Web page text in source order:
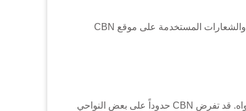
(9) CBN، وشعار CBN هي علامات تجارية مسجّلة و\أو علامات خدمة لـ CBN. جميع العلامات التجارية الأخرى، وعلامات الخدمة والشعارات المستخدمة على موقع CBN
(10) قد تغيّر CBN أو توقف أو تعلّق أيّ من نواحي موقع CBN في أيّ وقت، بما فيها أيّ من نواحي موقع CBN أو معلوماته أو محتواه. قد تفرض CBN حدوداً على بعض النواحي